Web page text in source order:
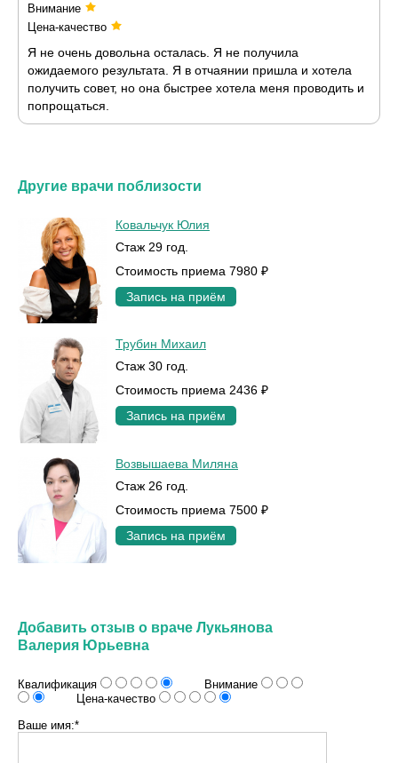
Внимание
Цена-качество
Я не очень довольна осталась. Я не получила
ожидаемого результата. Я в отчаянии пришла и хотела
получить совет, но она быстрее хотела меня проводить и
попрощаться.
Другие врачи поблизости
Ковальчук Юлия
Стаж 29 год.
Стоимость приема 7980 ₽
Запись на приём
Трубин Михаил
Стаж 30 год.
Стоимость приема 2436 ₽
Запись на приём
Возвышаева Миляна
Стаж 26 год.
Стоимость приема 7500 ₽
Запись на приём
Добавить отзыв о враче Лукьянова
Валерия Юрьевна
Квалификация
Внимание
Цена-качество
Ваше имя:*